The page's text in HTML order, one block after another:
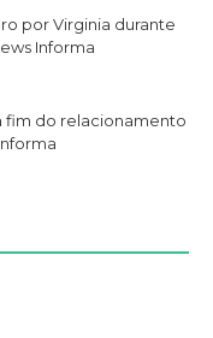
por Virginia durante
Informa
fim do relacionamento